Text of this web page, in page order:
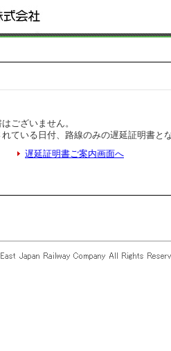
ございません。
ている日付、路線のみの遅延証明書と
遅延証明書ご案内画面へ